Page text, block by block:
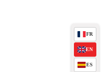
FR
EN
ES